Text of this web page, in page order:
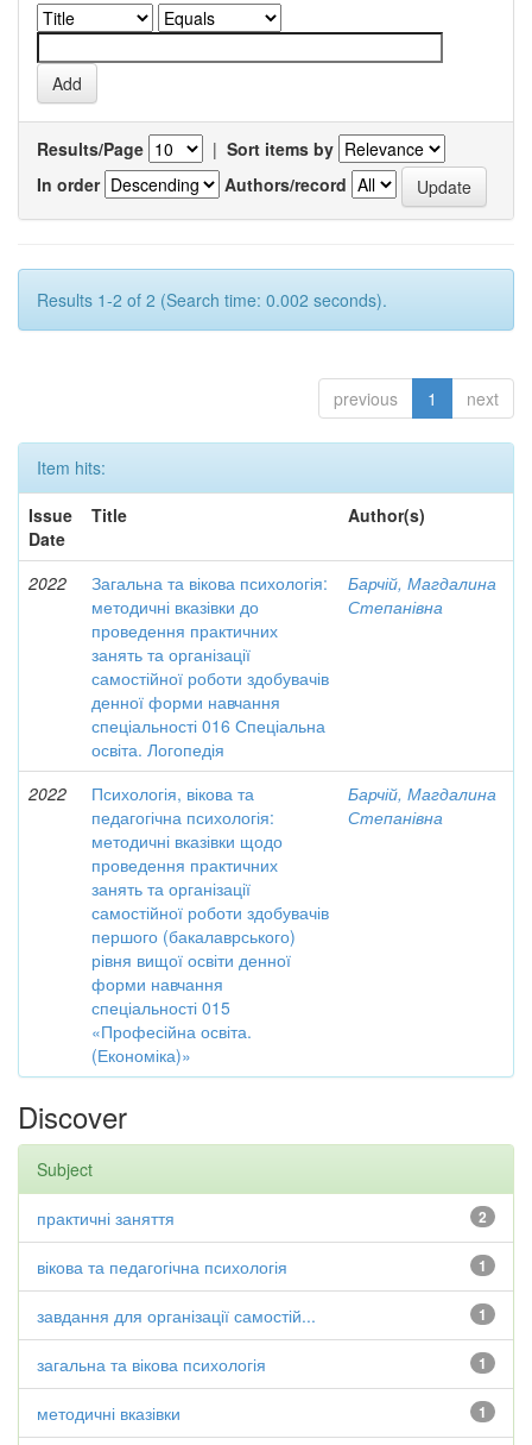
Results/Page | Sort items by
In order
Authors/record
Results 1-2 of 2 (Search time: 0.002 seconds).
previous 1 next
Item hits:
Issue
Date
Title Author(s)
2022
Загальна та вікова психологія:
методичні вказівки до
проведення практичних
занять та організації
самостійної роботи здобувачів
денної форми навчання
спеціальності 016 Спеціальна
освіта. Логопедія
Барчій, Магдалина
Степанівна
2022
Психологія, вікова та
педагогічна психологія:
методичні вказівки щодо
проведення практичних
занять та організації
самостійної роботи здобувачів
першого (бакалаврського)
рівня вищої освіти денної
форми навчання
спеціальності 015
«Професійна освіта.
(Економіка)»
Барчій, Магдалина
Степанівна
Discover
Subject
2
практичні заняття
1
вікова та педагогічна психологія
1
завдання для організації самостій...
1
загальна та вікова психологія
1
методичні вказівки